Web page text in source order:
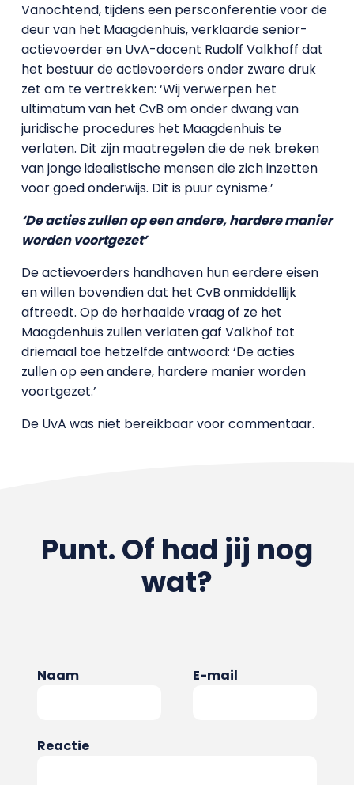
Vanochtend, tijdens een persconferentie voor de
deur van het Maagdenhuis, verklaarde senior-
actievoerder en UvA-docent Rudolf Valkhoff dat
het bestuur de actievoerders onder zware druk
zet om te vertrekken: ‘Wij verwerpen het
ultimatum van het CvB om onder dwang van
juridische procedures het Maagdenhuis te
verlaten. Dit zijn maatregelen die de nek breken
van jonge idealistische mensen die zich inzetten
voor goed onderwijs. Dit is puur cynisme.’
‘De acties zullen op een andere, hardere manier
worden voortgezet’
De actievoerders handhaven hun eerdere eisen
en willen bovendien dat het CvB onmiddellijk
aftreedt. Op de herhaalde vraag of ze het
Maagdenhuis zullen verlaten gaf Valkhof tot
driemaal toe hetzelfde antwoord: ‘De acties
zullen op een andere, hardere manier worden
voortgezet.’
De UvA was niet bereikbaar voor commentaar.
Punt. Of had jij nog
wat?
Naam E-mail
Reactie